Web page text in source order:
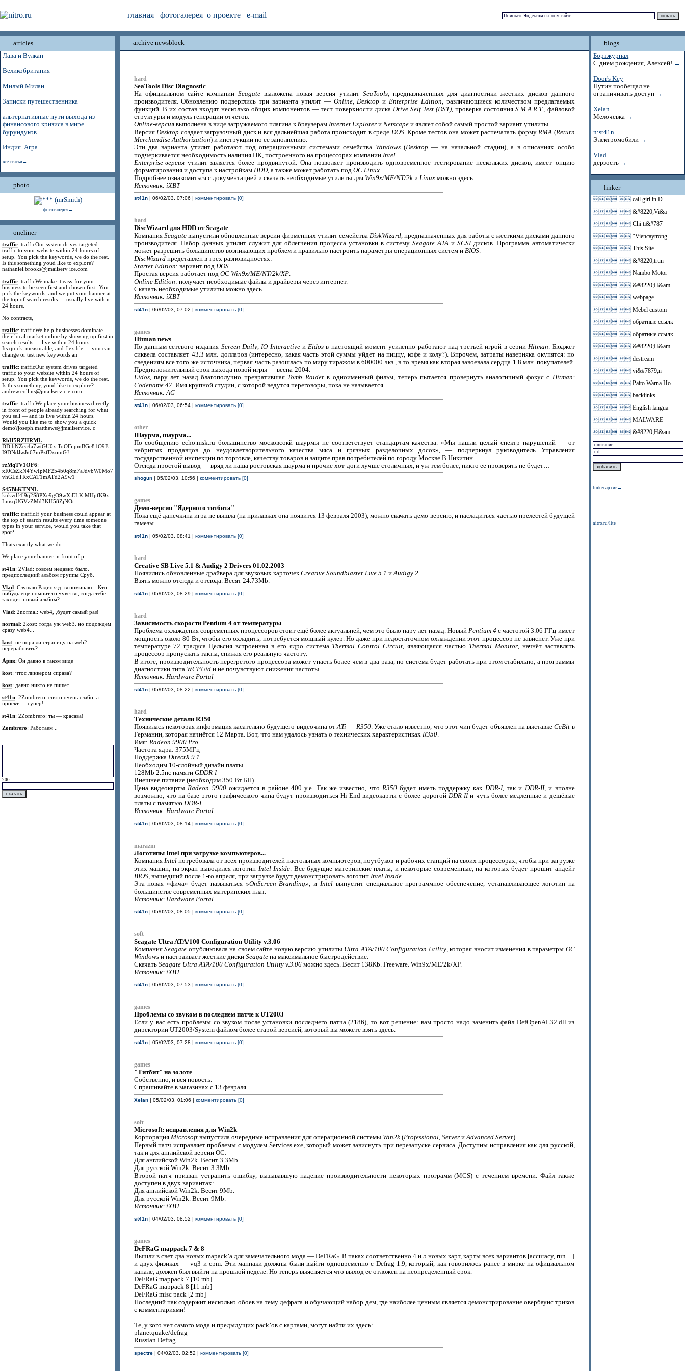
главная фотогалерея о проекте e-mail
articles
Лава и Вулкан
Великобритания
Милый Милан
Записки путешественника
альтернативные пути выхода из
финансового кризиса в мире
бурундуков
Индия. Агра
все статьи→
photo
фотогалерея→
oneliner
traffic: trafficOur system drives targeted
traffic to your website within 24 hours of
setup. You pick the keywords, we do the rest.
Is this something youd like to explore?
nathaniel.brooks@jmailserv ice.com
traffic: trafficWe make it easy for your
business to be seen first and chosen first. You
pick the keywords, and we put your banner at
the top of search results — usually live within
24 hours.
No contracts,
traffic: trafficWe help businesses dominate
their local market online by showing up first in
search results — live within 24 hours.
Its quick, measurable, and flexible — you can
change or test new keywords an
traffic: trafficOur system drives targeted
traffic to your website within 24 hours of
setup. You pick the keywords, we do the rest.
Is this something youd like to explore?
andrew.collins@jmailservic e.com
traffic: trafficWe place your business directly
in front of people already searching for what
you sell — and its live within 24 hours.
Would you like me to show you a quick
demo?joseph.matthews@jmailservice. c
RbH5RZHRML:
DDibNZea4a7wtGU0xiToOFiipmBGe81O9E
I9DNdJwJn67mPzfDxomGJ
rzMqTV1OF6:
xI0CsZkN4YwIpMF254b0q8m7aJdvbW0Mo7
vhGLdTRxCAT1mATd2A9w1
S45BhKTNNL:
knkvdf4l9q2S8PXe9gO9wXjELKiMHpfK9x
LmsqUGVzZMd3KH58ZjNOr
traffic: trafficIf your business could appear at
the top of search results every time someone
types in your service, would you take that
spot?
Thats exactly what we do.
We place your banner in front of p
st41n: 2Vlad: совсем недавно было.
предпоследний альбом группы Сруб.
Vlad: Слушаю Радиохэд, вспоминаю... Кто-
нибудь еще помнит то чувство, когда тебе
заходит новый альбом?
Vlad: 2normal: web4, ,будет самый раз!
normal: 2kost: тогда уж web3. но подождем
сразу web4...
kost: не пора ли страницу на web2
переработать?
Арик: Он давно в таком виде
kost: чтос линкером справа?
kost: давно никто не пишет
st41n: 2Zombrero: снято очень слабо, а
проект — супер!
st41n: 2Zombrero: ты — красава!
Zombrero: Работаем ..
200
archive newsblock
hard
SeaTools Disc Diagnostic
На официальном сайте компанииSeagate выложена новая версия утилит SeaTools, предназначенных для диагностики жестких дисков данного
производителя. Обновлению подверглись три варианта утилит — Online,Desktop иEnterprise Edition, различающиеся количеством предлагаемых
функций. В их состав входят несколько общих компонентов — тест поверхности диска Drive Self Test (DST), проверка состоянияS.M.A.R.T., файловой
структуры и модуль генерации отчетов.
Online-версиявыполнена в виде загружаемого плагина к браузерам Internet Explorerи Netscapeи являет собой самый простой вариант утилиты.
Версия Desktop создает загрузочный диск и вся дальнейшая работа происходит в среде DOS. Кроме тестов она может распечатать форму RMA (Return
Merchandise Authorization) и инструкции по ее заполнению.
Эти два варианта утилит работают под операционными системами семейства Windows(Desktop — на начальной стадии), а в описаниях особо
подчеркивается необходимость наличия ПК, построенного на процессорах компании Intel.
Enterprise-версияутилит является более продвинутой. Она позволяет производить одновременное тестирование нескольких дисков, имеет опцию
форматирования и доступа к настройкам HDD, а также может работать под ОС Linux.
Подробнее ознакомиться с документацией и скачать необходимые утилиты для Win9x/ME/NT/2kи Linuxможно здесь.
Источник: iXBT
st41n| 06/02/03, 07:06 | комментировать [0]
hard
DiscWizard для HDD от Seagate
Компания Seagateвыпустили обновленные версии фирменных утилит семействаDiskWizard, предназначенных для работы с жесткими дисками данного
производителя. Набор данных утилит служит для облегчения процесса установки в системуSeagate ATA иSCSIдисков. Программа автоматически
может разрешить большинство возникающих проблем и правильно настроить параметры операционных систем и BIOS.
DiscWizardпредставлен в трех разновидностях:
Starter Edition: вариант под DOS.
Простая версия работает под ОС Win9x/ME/NT/2k/XP.
Online Edition: получает необходимые файлы и драйверы через интернет.
Скачать необходимые утилиты можно здесь.
Источник: iXBT
st41n| 06/02/03, 07:02 | комментировать [0]
games
Hitman news
По данным сетевого издания Screen Daily,IO InteractiveиEidos в настоящий момент усиленно работают над третьей игрой в серииHitman. Бюджет
сиквела составляет 43.3 млн. долларов (интересно, какая часть этой суммы уйдет на пиццу, кофе и колу?). Впрочем, затраты наверняка окупятся: по
сведениям все того же источника, первая часть разошлась по миру тиражом в 600000 экз., в то время как вторая завоевала сердца 1.8 млн. покупателей.
Предположительный срок выхода новой игры — весна-2004.
Eidos, пару лет назад благополучно превратившая Tomb Raiderв одноименный фильм, теперь пытается провернуть аналогичный фокус с Hitman:
Codename 47. Имя крупной студии, с которой ведутся переговоры, пока не называется.
Источник: AG
st41n| 06/02/03, 06:54 | комментировать [0]
other
Шаурма, шаурма...
По сообщению echo.msk.ru большинство московсокй шаурмы не соответствует стандартам качества. «Мы нашли целый спектр нарушений — от
небритых продавцов до неудовлетворительного качества мяса и грязных разделочных досок», — подчеркнул руководитель Управления
государственной инспекции по торговле, качеству товаров и защите прав потребителей по городу Москве В.Никитин.
Отсюда простой вывод — вряд ли наша ростовская шаурма и прочие хот-доги лучше столичных, и уж тем более, никто ее проверять не будет…
shogun| 05/02/03, 10:56 | комментировать [0]
games
Демо-версия "Ядерного титбита"
Пока ещё данечкина игра не вышла (на прилавках она появится 13 февраля 2003), можно скачать демо-версию, и насладиться частью прелестей будущей
гамезы.
st41n| 05/02/03, 08:41 | комментировать [0]
hard
Creative SB Live 5.1 & Audigy 2 Drivers 01.02.2003
Появились обновленные драйвера для звуковых карточекCreative Soundblaster Live 5.1 иAudigy 2.
Взять можно отсюда и отсюда. Весят 24.73Mb.
st41n| 05/02/03, 08:29 | комментировать [0]
hard
Зависимость скорости Pentium 4 от температуры
Проблема охлаждения современных процессоров стоит ещё более актуальней, чем это было пару лет назад. НовыйPentium 4 с частотой 3.06 ГГц имеет
мощность около 80 Вт, чтобы его охладить, потребуется мощный кулер. Но даже при недостаточном охлаждении этот процессор не зависнет. Уже при
температуре 72 градуса Цельсия встроенная в его ядро система Thermal Control Circuit, являющаяся частью Thermal Monitor, начнёт заставлять
процессор пропускать такты, снижая его реальную частоту.
В итоге, производительность перегретого процессора может упасть более чем в два раза, но система будет работать при этом стабильно, а программы
диагностики типа WCPUidи не почувствуют снижения частоты.
Источник: Hardware Portal
st41n| 05/02/03, 08:22 | комментировать [0]
hard
Технические детали R350
Появилась некоторая информация касательно будущего видеочипа отATi — R350. Уже стало известно, что этот чип будет объявлен на выставкеCeBit в
Германии, которая начнётся 12 Марта. Вот, что нам удалось узнать о технических характеристиках R350.
Имя: Radeon 9900 Pro
Частота ядра: 375МГц
Поддержка DirectX 9.1
Необходим 10-слойный дизайн платы
128Mb 2.5нс памяти GDDR-I
Внешнее питание (необходим 350 Вт БП)
Цена видеокартыRadeon 9900ожидается в районе 400 у.е. Так же известно, чтоR350 будет иметь поддержку как DDR-I, так и DDR-II, и вполне
возможно, что на базе этого графического чипа будут производиться Hi-End видеокарты с более дорогой DDR-IIи чуть более медленные и дешёвые
платы с памятью DDR-I.
Источник: Hardware Portal
st41n| 05/02/03, 08:14 | комментировать [0]
marazm
Логотипы Intel при загрузке компьютеров...
Компания Intelпотребовала от всех производителей настольных компьютеров, ноутбуков и рабочих станций на своих процессорах, чтобы при загрузке
этих машин, на экран выводился логотип Intel Inside. Все будущие материнские платы, и некоторые современные, на которых будет прошит апдейт
BIOS, вышедший после 1-го апреля, при загрузке будут демонстрировать логотип Intel Inside.
Эта новая «фича» будет называться »OnScreen Branding», и Intelвыпустит специальное программное обеспечение, устанавливающее логотип на
большинстве современных материнских плат.
Источник: Hardware Portal
st41n| 05/02/03, 08:05 | комментировать [0]
soft
Seagate Ultra ATA/100 Configuration Utility v.3.06
Компания Seagate опубликовала на своем сайте новую версию утилиты Ultra ATA/100 Configuration Utility, которая вносит изменения в параметры ОС
Windowsи настраивает жесткие диски Seagateна максимальное быстродействие.
Скачать Seagate Ultra ATA/100 Configuration Utility v.3.06можно здесь. Весит 138Kb. Freeware. Win9x/ME/2k/XP.
Источник: iXBT
st41n| 05/02/03, 07:53 | комментировать [0]
games
Проблемы со звуком в последнем патче к UT2003
Если у вас есть проблемы со звуком после установки последнего патча (2186), то вот решение: вам просто надо заменить файл DefOpenAL32.dll из
директории UT2003/System файлом более старой версией, который вы можете взять здесь.
st41n| 05/02/03, 07:28 | комментировать [0]
games
"Титбит" на золоте
Собственно, и вся новость.
Спрашивайте в магазинах с 13 февраля.
Xelan| 05/02/03, 01:06 | комментировать [0]
soft
Microsoft: исправления для Win2k
Корпорация Microsoftвыпустила очередные исправления для операционной системы Win2k(Professional, ServerиAdvanced Server).
Первый патч исправляет проблемы с модулем Services.exe, который может зависнуть при перезапуске сервиса. Доступны исправления как для русской,
так и для английской версии ОС:
Для английской Win2k. Весит 3.3Mb.
Для русской Win2k. Весит 3.3Mb.
Второй патч призван устранить ошибку, вызывавшую падение производительности некоторых программ (MCS) с течением времени. Файл также
доступен в двух вариантах:
Для английской Win2k. Весит 9Mb.
Для русской Win2k. Весит 9Mb.
Источник: iXBT
st41n| 04/02/03, 08:52 | комментировать [0]
games
DeFRaG mappack 7 & 8
Вышли в свет два новых mapack’a для замечательного мода — DeFRaG. В паках соответственно 4 и 5 новых карт, карты всех вариантов [accuracy, run…]
и двух физиках — vq3 и cpm. Эти маппаки должны были выйти одновременно с Defrag 1.9, который, как говорилось ранее в мирке на официальном
канале, должен был выйти на прошлой неделе. Но теперь выясняется что выход ее отложен на неопределенный срок.
DeFRaG mappack 7 [10 mb]
DeFRaG mappack 8 [11 mb]
DeFRaG misc pack [2 mb]
Последний пак содержит несколько обоев на тему дефрага и обучающий набор дем, где наиболее ценным является демонстрирование овербаунс триков
с комментариями!
Те, у кого нет самого мода и предыдущих pack’ов с картами, могут найти их здесь:
planetquake/defrag
Russian Defrag
spectre| 04/02/03, 02:52 | комментировать [0]
blogs
Бортжурнал
С днем рождения, Алексей! →
Door's Key
Путин пообещал не
ограничивать доступ →
Xelan
Мелочевка →
n:st41n
Электромобили →
Vlad
дерзость →
linker
  call girl in D
  &#8220;Vi&a
  Chi ti&#787
  “Viencaytrong.
  This Site
  &#8220;trun
  Nambo Motor
  &#8220;H&am
  webpage
  Mebel custom
  обратные ссылк
  обратные ссылк
  &#8220;H&am
  destream
  vi&#7879;n
  Paito Warna Ho
  backlinks
  English langua
  MALWARE
  &#8220;H&am
linker архив→
nitro.ru/lite